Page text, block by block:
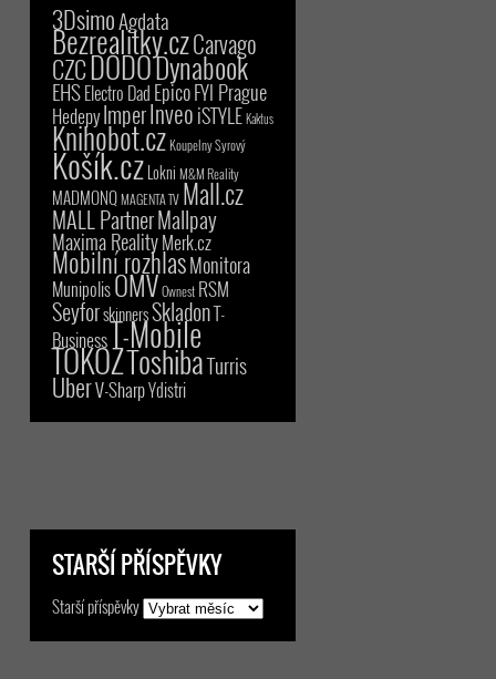
3DsimoAgdata
Bezrealitky.czCarvago
CZCDODODynabook
EHSElectro Dad EpicoFYI Prague
HedepyImperInveoiSTYLE Kaktus
Knihobot.czKoupelny Syrový
Košík.czLokni M&M Reality
MADMONQMAGENTA TV Mall.cz
MALL PartnerMallpay
Maxima RealityMerk.cz
Mobilní rozhlasMonitora
MunipolisOMVOwnest RSM
SeyforskinnersSkladonT-
BusinessT-Mobile
TOKOZToshibaTurris
UberV-SharpYdistri
STARŠÍ PŘÍSPĚVKY
Starší příspěvky